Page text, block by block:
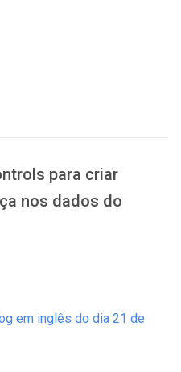
para criar
nos dados do
em inglês do dia 21 de